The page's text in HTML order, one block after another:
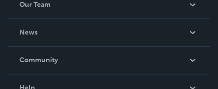
Our Team
News
In The News
Community